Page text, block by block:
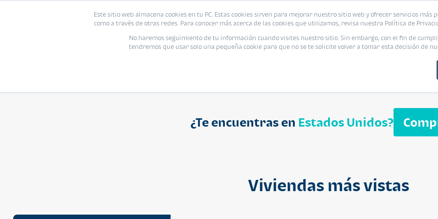
Este sitio web almacena cookies en tu PC. Estas cookies sirven para mejorar nuestro sitio web y ofrecer servicios más
como a través de otras redes. Para conocer más acerca de las cookies que utilizamos, revisa nuestra Política de
No haremos seguimiento de tu información cuando visites nuestro sitio. Sin embargo, con el fin de
tendremos que usar solo una pequeña cookie para que no se te solicite volver a tomar esta decisión de
Proyecto Modelo Inmobiliaria
¿Te encuentras en Estados Unidos?
Viviendas más vistasSegheria
Viviendas Eventos Promociones Blog